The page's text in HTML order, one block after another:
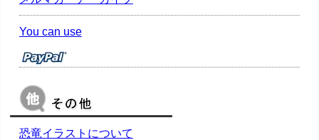
You can use
恐竜イラストについて